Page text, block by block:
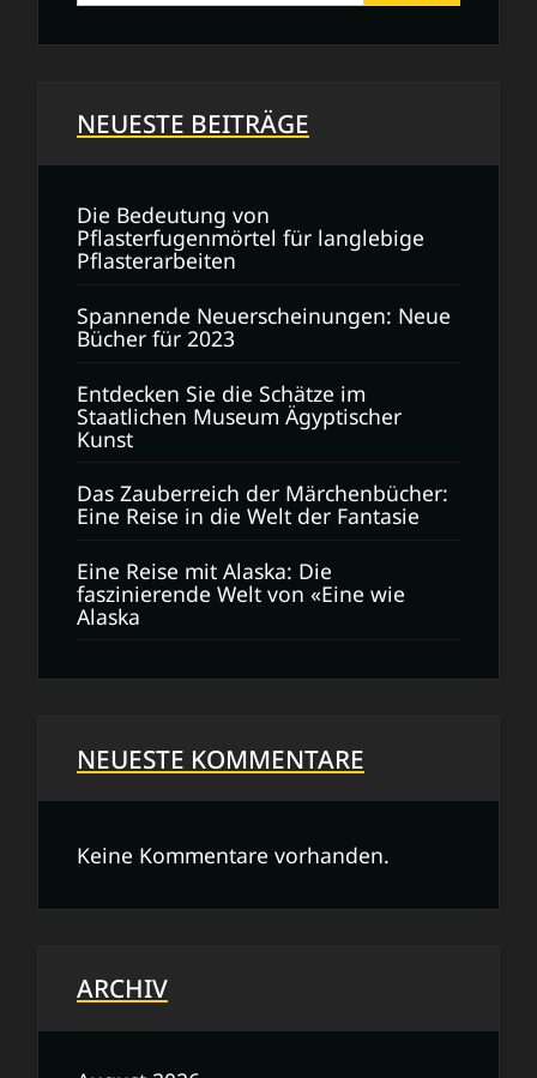
NEUESTE BEITRÄGE
Die Bedeutung von
Pflasterfugenmörtel für langlebige
Pflasterarbeiten
Spannende Neuerscheinungen: Neue
Bücher für 2023
Entdecken Sie die Schätze im
Staatlichen Museum Ägyptischer
Kunst
Das Zauberreich der Märchenbücher:
Eine Reise in die Welt der Fantasie
Eine Reise mit Alaska: Die
faszinierende Welt von «Eine wie
Alaska
NEUESTE KOMMENTARE
Keine Kommentare vorhanden.
ARCHIV